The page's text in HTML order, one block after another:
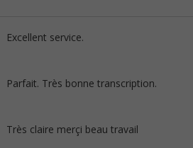
Excellent service.
Parfait. Très bonne transcription.
Très claire merçi beau travail